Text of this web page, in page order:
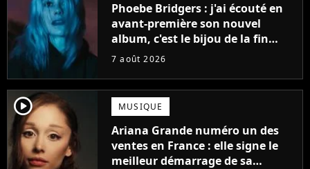
Phoebe Bridgers : j'ai écouté en
avant-première son nouvel
album, c'est le bijou de la fin
d'été
7 août 2026
player2 MUSIQUE
Ariana Grande numéro un des
ventes en France : elle signe le
meilleur démarrage de sa